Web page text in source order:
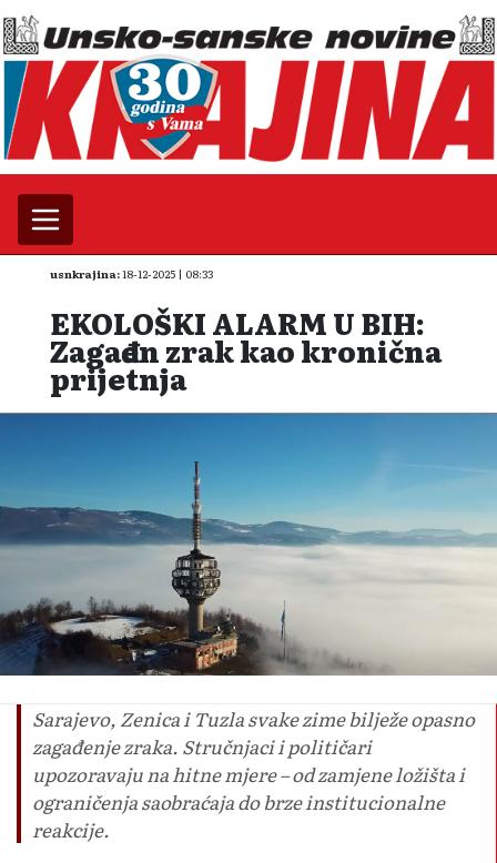
usnkrajina:18-12-2025 | 08:33
EKOLOŠKI ALARM U BIH:
Zagađen zrak kao kronična
prijetnja
Sarajevo, Zenica i Tuzla svake zime bilježe opasno
zagađenje zraka. Stručnjaci i političari
upozoravaju na hitne mjere – od zamjene ložišta i
ograničenja saobraćaja do brze institucionalne
reakcije.